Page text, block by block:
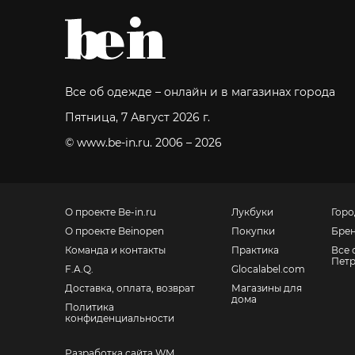
Все об одежде – онлайн и в магазинах города
Пятница, 7 Август 2026 г.
© www.be-in.ru. 2006 – 2026
О проекте Be-in.ru
О проекте Beinopen
Команда и контакты
F.A.Q.
Доставка, оплата, возврат
Политика
конфиденциальности
Лукбуки
Покупки
Практика
Glocalabel.com
Магазины для
дома
Все